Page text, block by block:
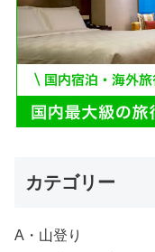
カテゴリー
A・山登り